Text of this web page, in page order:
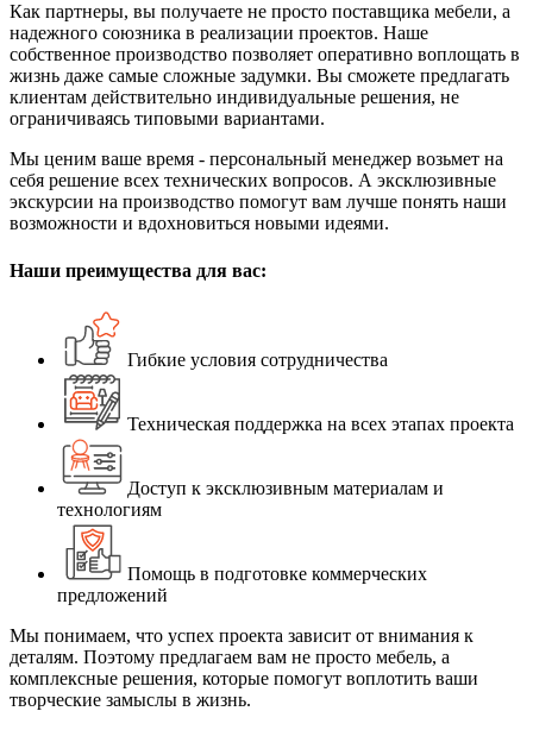
Как партнеры, вы получаете не просто поставщика мебели, а
надежного союзника в реализации проектов. Наше
собственное производство позволяет оперативно воплощать в
жизнь даже самые сложные задумки. Вы сможете предлагать
клиентам действительно индивидуальные решения, не
ограничиваясь типовыми вариантами.
Мы ценим ваше время - персональный менеджер возьмет на
себя решение всех технических вопросов. А эксклюзивные
экскурсии на производство помогут вам лучше понять наши
возможности и вдохновиться новыми идеями.
Наши преимущества для вас:
Гибкие условия сотрудничества
Техническая поддержка на всех этапах проекта
Доступ к эксклюзивным материалам и
технологиям
Помощь в подготовке коммерческих
предложений
Мы понимаем, что успех проекта зависит от внимания к
деталям. Поэтому предлагаем вам не просто мебель, а
комплексные решения, которые помогут воплотить ваши
творческие замыслы в жизнь.